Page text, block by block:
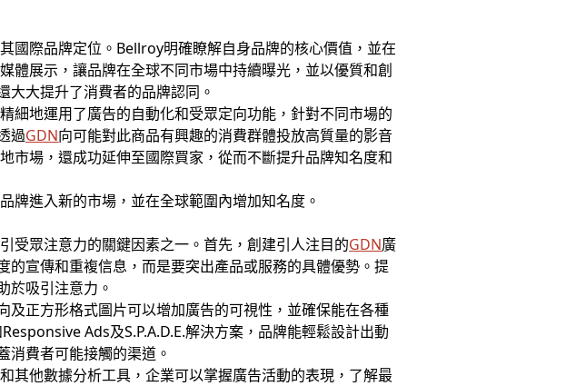
國際品牌定位。Bellroy明確瞭解自身品牌的核心價值，並在
體展示，讓品牌在全球不同市場中持續曝光，並以優質和創
大提升了消費者的品牌認同。
細地運用了廣告的自動化和受眾定向功能，針對不同市場的
過GDN向可能對此商品有興趣的消費群體投放高質量的影音
市場，還成功延伸至國際買家，從而不斷提升品牌知名度和
牌進入新的市場，並在全球範圍內增加知名度。
受眾注意力的關鍵因素之一。首先，創建引人注目的GDN廣
宣傳和重複信息，而是要突出產品或服務的具體優勢。提
於吸引注意力。
正方形格式圖片可以增加廣告的可視性，並確保能在各種
Ads及S.P.A.D.E.解決方案，品牌能輕鬆設計出動
消費者可能接觸的渠道。
其他數據分析工具，企業可以掌握廣告活動的表現，了解最